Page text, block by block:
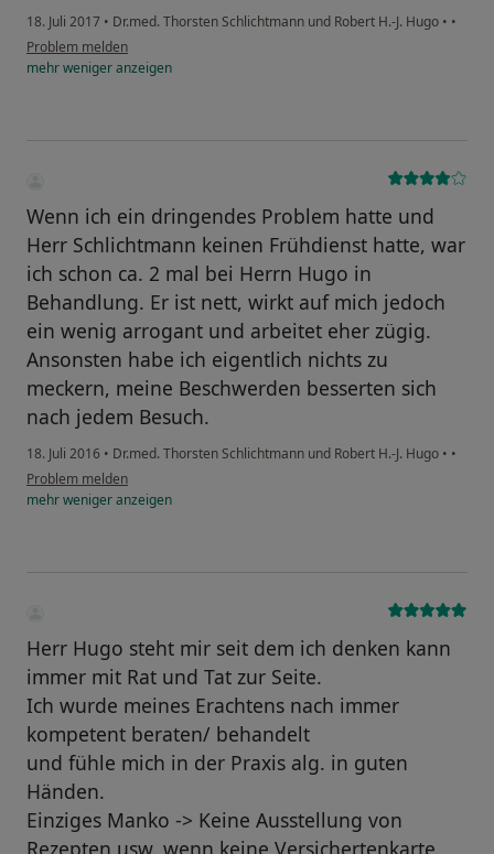
18. Juli 2017 • Dr.med. Thorsten Schlichtmann und Robert H.-J. Hugo • •
Problem melden
mehrwenigeranzeigen
Wenn ich ein dringendes Problem hatte und
Herr Schlichtmann keinen Frühdienst hatte, war
ich schon ca. 2 mal bei Herrn Hugo in
Behandlung. Er ist nett, wirkt auf mich jedoch
ein wenig arrogant und arbeitet eher zügig.
Ansonsten habe ich eigentlich nichts zu
meckern, meine Beschwerden besserten sich
nach jedem Besuch.
18. Juli 2016 • Dr.med. Thorsten Schlichtmann und Robert H.-J. Hugo • •
Problem melden
mehrwenigeranzeigen
Herr Hugo steht mir seit dem ich denken kann
immer mit Rat und Tat zur Seite.
Ich wurde meines Erachtens nach immer
kompetent beraten/ behandelt
und fühle mich in der Praxis alg. in guten
Händen.
Einziges Manko -> Keine Ausstellung von
Rezepten usw. wenn keine Versichertenkarte